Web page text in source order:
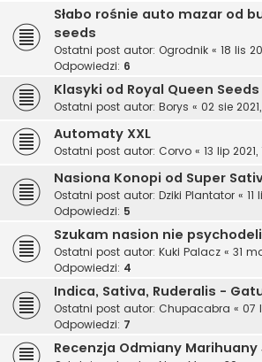
Słabo rośnie auto mazar od
seeds
Ostatni post autor: Ogrodnik « 18 lis
Odpowiedzi: 6
Klasyki od Royal Queen Seeds
Ostatni post autor: Borys « 02 sie
Automaty XXL
Ostatni post autor: Corvo « 13 lip 2021,
Nasiona Konopi od Super
Ostatni post autor: Dziki Plantator « 11
Odpowiedzi: 5
Szukam nasion nie
Ostatni post autor: Kuki Palacz « 31
Odpowiedzi: 4
Indica, Sativa, Ruderalis -
Ostatni post autor: Chupacabra « 07
Odpowiedzi: 7
Recenzja Odmiany Marihuany